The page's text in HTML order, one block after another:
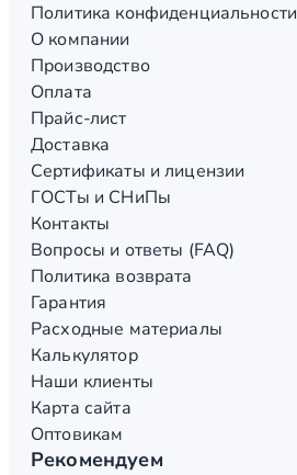
Политика конфиденциальности
О компании
Производство
Оплата
Прайс-лист
Доставка
Сертификаты и лицензии
ГОСТы и СНиПы
Контакты
Вопросы и ответы (FAQ)
Политика возврата
Гарантия
Расходные материалы
Калькулятор
Наши клиенты
Карта сайта
Оптовикам
Рекомендуем